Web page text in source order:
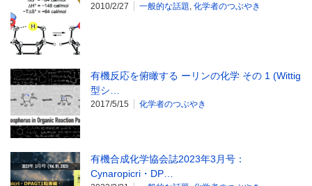
2010/2/27 一般的な話題 化学者のつぶやき
有機反応を俯瞰する ーリンの化学 その 1 (Wittig
型シ…
2017/5/15 化学者のつぶやき
有機合成化学協会誌2023年3月号：
Cynaropicri・DP…